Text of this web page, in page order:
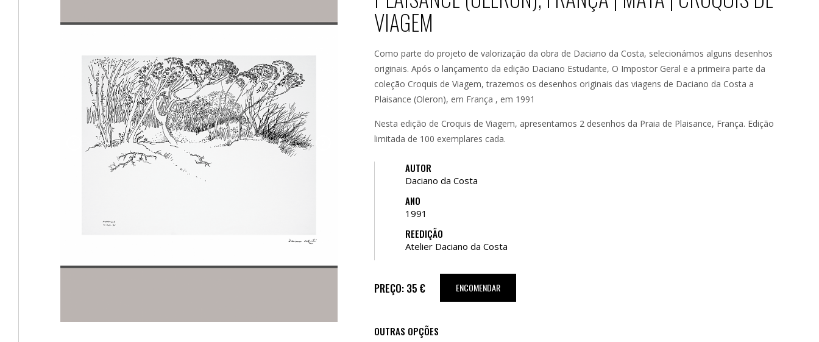
VIAGEM
Como parte do projeto de valorização da obra de Daciano da Costa, selecionámos alguns desenhos
originais. Após o lançamento da edição Daciano Estudante, O Impostor Geral e a primeira parte da
coleção Croquis de Viagem, trazemos os desenhos originais das viagens de Daciano da Costa a
Plaisance (Oleron), em França , em 1991
Nesta edição de Croquis de Viagem, apresentamos 2 desenhos da Praia de Plaisance, França. Edição
limitada de 100 exemplares cada.
AUTOR
Daciano da Costa
ANO
1991
REEDIÇÃO
Atelier Daciano da Costa
PREÇO: 35 € ENCOMENDAR
OUTRAS OPÇÕES